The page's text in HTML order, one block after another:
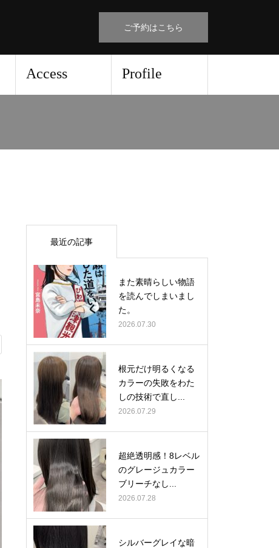
ご予約はこちら
Access Profile
最近の記事
また素晴らしい物語
を読んでしまいまし
た。
2026.07.30
根元だけ明るくなる
カラーの失敗をわた
しの技術で直し...
2026.07.29
超絶透明感！8レベル
のグレージュカラー
ブリーチなし...
2026.07.28
シルバーグレイな暗